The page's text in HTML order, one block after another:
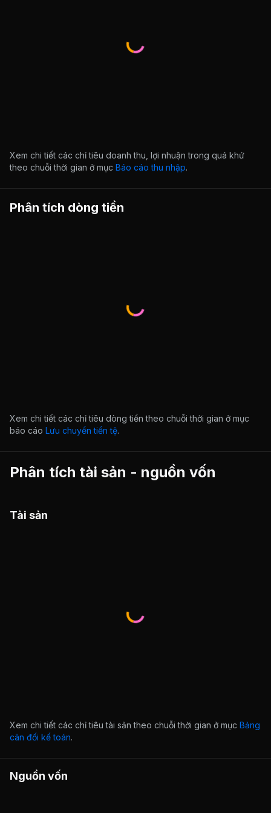
Xem chi tiết các chỉ tiêu doanh thu, lợi nhuận trong quá khứ
theo chuỗi thời gian ở mục Báo cáo thu nhập.
Phân tích dòng tiền
Xem chi tiết các chỉ tiêu dòng tiền theo chuỗi thời gian ở mục
báo cáo Lưu chuyển tiền tệ.
Phân tích tài sản - nguồn vốn
Tài sản
Xem chi tiết các chỉ tiêu tài sản theo chuỗi thời gian ở mục Bảng
cân đối kế toán.
Nguồn vốn